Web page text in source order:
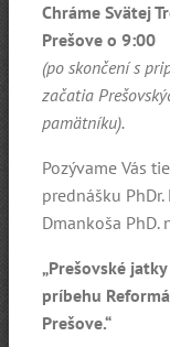
Chráme Svätej
Prešove o 9:00
(po skončení s
začatia
pamätníku).
Pozývame Vás
prednášku PhDr.
Dmankoša PhD.
„Prešovské
príbehu
Prešove.“